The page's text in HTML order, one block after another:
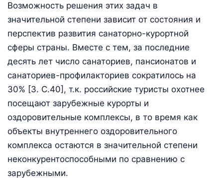
Возможность решения этих задач в
значительной степени зависит от состояния и
перспектив развития санаторно-курортной
сферы страны. Вместе с тем, за последние
десять лет число санаториев, пансионатов и
санаториев-профилакториев сократилось на
30% [3. С.40], т.к. российские туристы охотнее
посещают зарубежные курорты и
оздоровительные комплексы, в то время как
объекты внутреннего оздоровительного
комплекса остаются в значительной степени
неконкурентоспособными по сравнению с
зарубежными.